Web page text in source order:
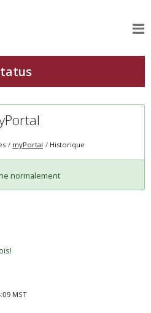
myPortal Historique
normalement
MST